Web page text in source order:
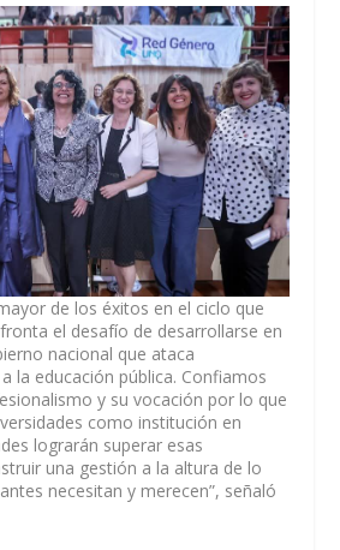
de los éxitos en el ciclo que
el desafío de desarrollarse en
nacional que ataca
la educación pública. Confiamos
y su vocación por lo que
como institución en
lograrán superar esas
una gestión a la altura de lo
necesitan y merecen”, señaló